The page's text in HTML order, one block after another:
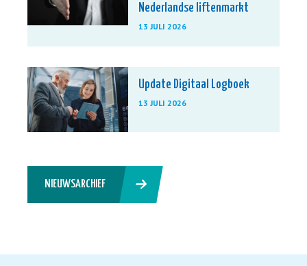
Nederlandse liftenmarkt
13 JULI 2026
Update Digitaal Logboek
13 JULI 2026
NIEUWSARCHIEF